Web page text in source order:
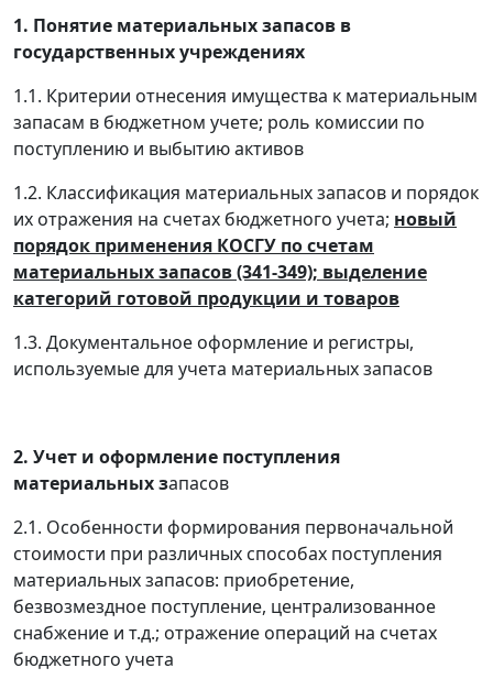
1. Понятие материальных запасов в
государственных учреждениях
1.1. Критерии отнесения имущества к материальным
запасам в бюджетном учете; роль комиссии по
поступлению и выбытию активов
1.2. Классификация материальных запасов и порядок
их отражения на счетах бюджетного учета; новый
порядок применения КОСГУ по счетам
материальных запасов (341-349); выделение
категорий готовой продукции и товаров
1.3. Документальное оформление и регистры,
используемые для учета материальных запасов
2. Учет и оформление поступления
материальных запасов
2.1. Особенности формирования первоначальной
стоимости при различных способах поступления
материальных запасов: приобретение,
безвозмездное поступление, централизованное
снабжение и т.д.; отражение операций на счетах
бюджетного учета